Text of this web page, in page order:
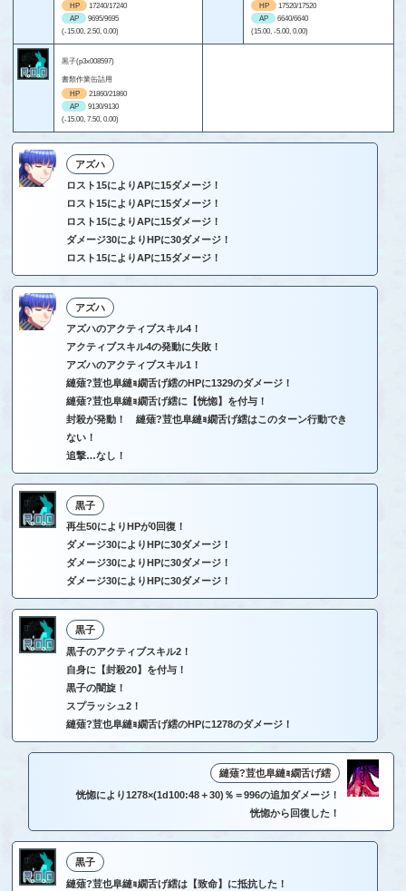
HP
17240/17240
AP
9695/9695
(-15.00, 2.50, 0.00)
HP
17520/17520
AP
6640/6640
(15.00, -5.00, 0.00)
黒子(p3x008597)
書類作業缶詰用
HP
21860/21860
AP
9130/9130
(-15.00, 7.50, 0.00)
アズハ
ロスト15によりAPに15ダメージ！
ロスト15によりAPに15ダメージ！
ロスト15によりAPに15ダメージ！
ダメージ30によりHPに30ダメージ！
ロスト15によりAPに15ダメージ！
アズハ
アズハのアクティブスキル4！
アクティブスキル4の発動に失敗！
アズハのアクティブスキル1！
縺薙?荳也阜縺ｮ繝舌げ繧のHPに1329のダメージ！
縺薙?荳也阜縺ｮ繝舌げ繧に【恍惚】を付与！
封殺が発動！ 縺薙?荳也阜縺ｮ繝舌げ繧はこのターン行動でき
ない！
追撃…なし！
黒子
再生50によりHPが0回復！
ダメージ30によりHPに30ダメージ！
ダメージ30によりHPに30ダメージ！
ダメージ30によりHPに30ダメージ！
黒子
黒子のアクティブスキル2！
自身に【封殺20】を付与！
黒子の闇旋！
スプラッシュ2！
縺薙?荳也阜縺ｮ繝舌げ繧のHPに1278のダメージ！
縺薙?荳也阜縺ｮ繝舌げ繧
恍惚により1278×(1d100:48＋30)％＝996の追加ダメージ！
恍惚から回復した！
黒子
縺薙?荳也阜縺ｮ繝舌げ繧は【致命】に抵抗した！